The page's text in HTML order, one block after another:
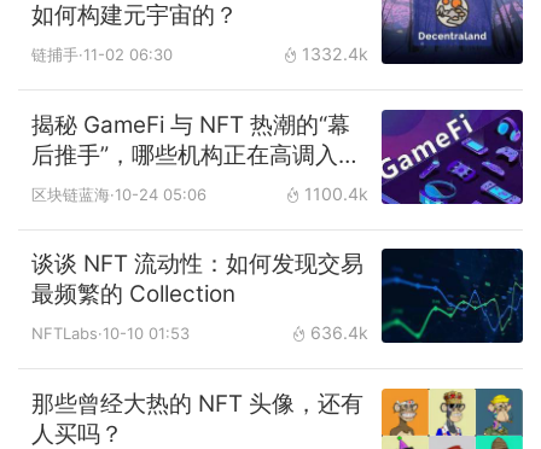
如何构建元宇宙的？
链捕手·11-02 06:30 1332.4k
​揭秘 GameFi 与 NFT 热潮的“幕
后推手”，哪些机构正在高调入
局？
区块链蓝海·10-24 05:06 1100.4k
谈谈 NFT 流动性：如何发现交易
最频繁的 Collection
NFTLabs·10-10 01:53 636.4k
那些曾经大热的 NFT 头像，还有
人买吗？